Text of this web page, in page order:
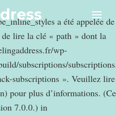
a été appelée de
lire la clé « path » dont la
wp-
subscriptions/
subscriptions ». Veuillez lire
pour plus d’informations. (Ce
7.0.0.) in